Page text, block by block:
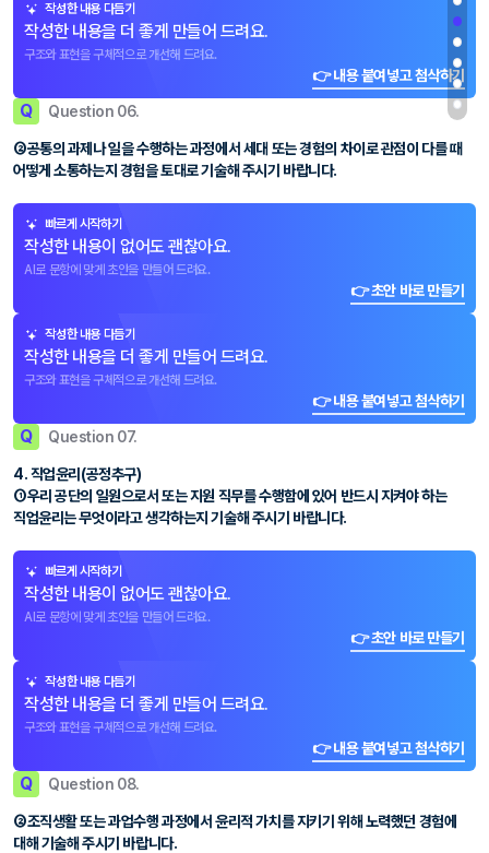
작성한 내용 다듬기
작성한 내용을 더 좋게 만들어 드려요.
구조와 표현을 구체적으로 개선해 드려요.
👉 내용 붙여넣고 첨삭하기
Q Question 06.
②공통의 과제나 일을 수행하는 과정에서 세대 또는 경험의 차이로 관점이 다를 때
어떻게 소통하는지 경험을 토대로 기술해 주시기 바랍니다.
빠르게 시작하기
작성한 내용이 없어도 괜찮아요.
AI로 문항에 맞게 초안을 만들어 드려요.
👉 초안 바로 만들기
작성한 내용 다듬기
작성한 내용을 더 좋게 만들어 드려요.
구조와 표현을 구체적으로 개선해 드려요.
👉 내용 붙여넣고 첨삭하기
Q Question 07.
4. 직업윤리(공정추구)
①우리 공단의 일원으로서 또는 지원 직무를 수행함에 있어 반드시 지켜야 하는
직업윤리는 무엇이라고 생각하는지 기술해 주시기 바랍니다.
빠르게 시작하기
작성한 내용이 없어도 괜찮아요.
AI로 문항에 맞게 초안을 만들어 드려요.
👉 초안 바로 만들기
작성한 내용 다듬기
작성한 내용을 더 좋게 만들어 드려요.
구조와 표현을 구체적으로 개선해 드려요.
👉 내용 붙여넣고 첨삭하기
Q Question 08.
②조직생활 또는 과업수행 과정에서 윤리적 가치를 지키기 위해 노력했던 경험에
대해 기술해 주시기 바랍니다.